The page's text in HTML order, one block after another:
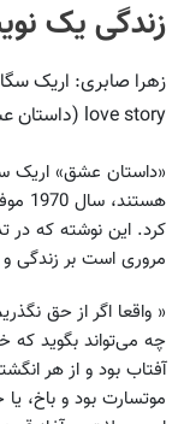
زندگی یک
زهرا صابری: اریک
love story (داستان عشق) چندی پیش بر اثر سکته قلبی درگذشت.
«داستان عشق» اریک
کرد. این نوشته که در
مروری است بر زندگی و
چه می‌تواند بگوید که
آفتاب بود و از هر
موتسارت بود و باخ،